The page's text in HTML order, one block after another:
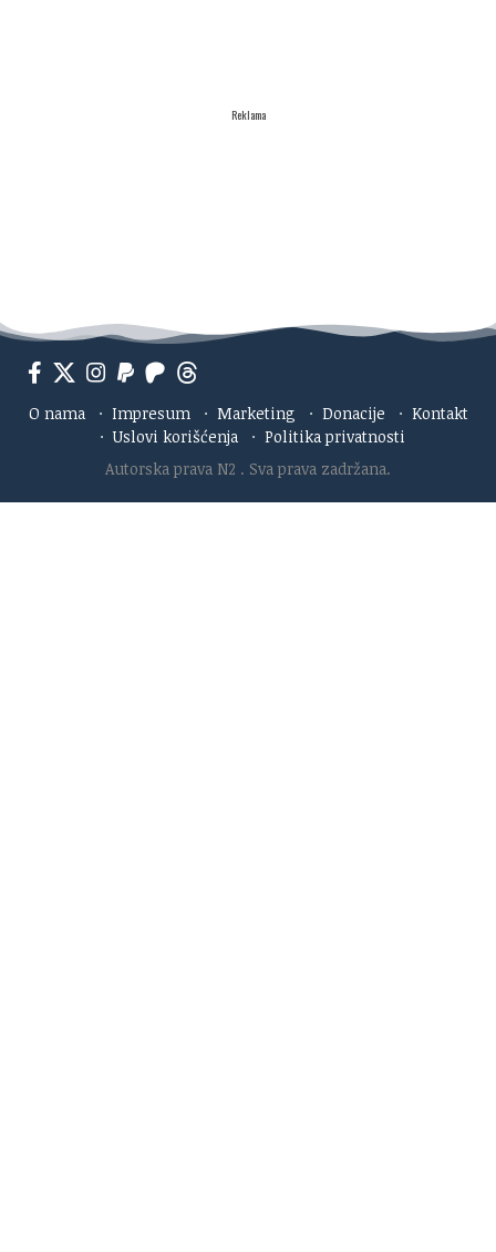
Reklama
O nama · Impresum · Marketing · Donacije · Kontakt
· Uslovi korišćenja · Politika privatnosti
Autorska prava N2 . Sva prava zadržana.